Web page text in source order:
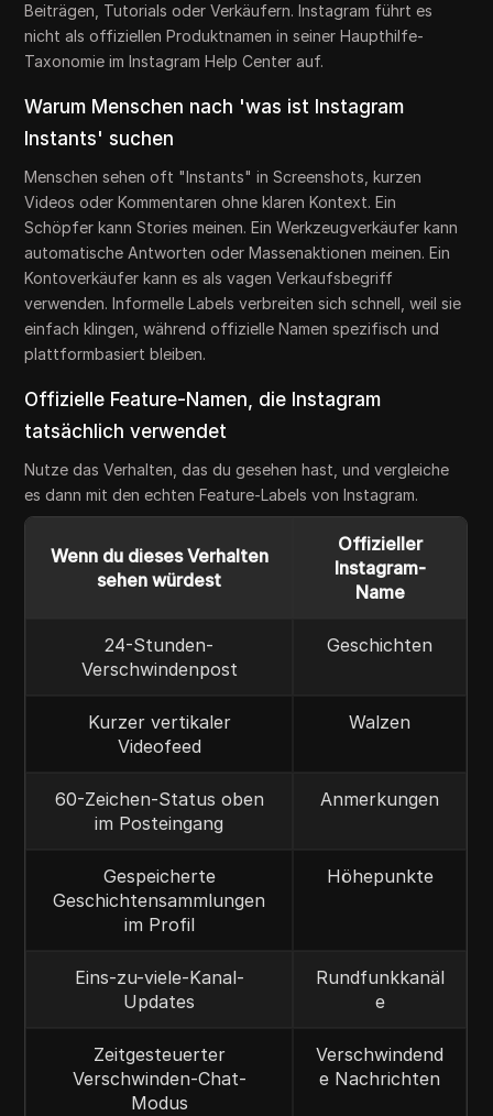
Beiträgen, Tutorials oder Verkäufern. Instagram führt es
nicht als offiziellen Produktnamen in seiner Haupthilfe-
Taxonomie im Instagram Help Center auf.
Warum Menschen nach 'was ist Instagram
Instants' suchen
Menschen sehen oft "Instants" in Screenshots, kurzen
Videos oder Kommentaren ohne klaren Kontext. Ein
Schöpfer kann Stories meinen. Ein Werkzeugverkäufer kann
automatische Antworten oder Massenaktionen meinen. Ein
Kontoverkäufer kann es als vagen Verkaufsbegriff
verwenden. Informelle Labels verbreiten sich schnell, weil sie
einfach klingen, während offizielle Namen spezifisch und
plattformbasiert bleiben.
Offizielle Feature-Namen, die Instagram
tatsächlich verwendet
Nutze das Verhalten, das du gesehen hast, und vergleiche
es dann mit den echten Feature-Labels von Instagram.
Wenn du dieses Verhalten
sehen würdest
Offizieller
Instagram-
Name
24-Stunden-
Verschwindenpost
Geschichten
Kurzer vertikaler
Videofeed
Walzen
60-Zeichen-Status oben
im Posteingang
Anmerkungen
Gespeicherte
Geschichtensammlungen
im Profil
Höhepunkte
Eins-zu-viele-Kanal-
Updates
Rundfunkkanäl
e
Zeitgesteuerter
Verschwinden-Chat-
Modus
Verschwindend
e Nachrichten